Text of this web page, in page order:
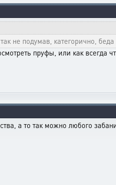
не подумав, категорично, беда
пруфы, или как всегда
а то так можно любого